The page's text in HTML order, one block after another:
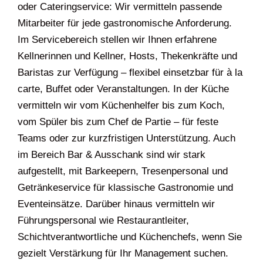
oder Cateringservice: Wir vermitteln passende
Mitarbeiter für jede gastronomische Anforderung.
Im Servicebereich stellen wir Ihnen erfahrene
Kellnerinnen und Kellner, Hosts, Thekenkräfte und
Baristas zur Verfügung – flexibel einsetzbar für à la
carte, Buffet oder Veranstaltungen. In der Küche
vermitteln wir vom Küchenhelfer bis zum Koch,
vom Spüler bis zum Chef de Partie – für feste
Teams oder zur kurzfristigen Unterstützung. Auch
im Bereich Bar & Ausschank sind wir stark
aufgestellt, mit Barkeepern, Tresenpersonal und
Getränkeservice für klassische Gastronomie und
Eventeinsätze. Darüber hinaus vermitteln wir
Führungspersonal wie Restaurantleiter,
Schichtverantwortliche und Küchenchefs, wenn Sie
gezielt Verstärkung für Ihr Management suchen.